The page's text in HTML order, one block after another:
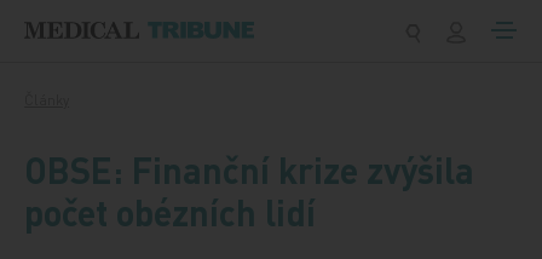
OBSE: Finanční krize zvýšila
počet obézních lidí